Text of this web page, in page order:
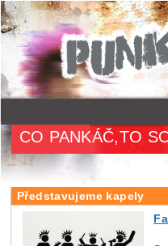
CO PANKÁČ,TO
Představujeme kapely